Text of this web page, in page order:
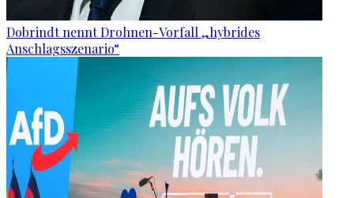
Dobrindt nennt Drohnen-Vorfall „hybrides
Anschlagsszenario“